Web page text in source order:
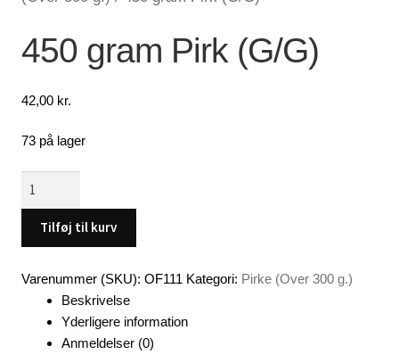
Glemt adgangskode
450 gram Pirk (G/G)
42,00 kr.
73 på lager
Pirk
(G/G)
Tilføj til kurv
Varenummer (SKU):OF111 Kategori: Pirke (Over 300 g.)
Beskrivelse
Yderligere information
Anmeldelser (0)